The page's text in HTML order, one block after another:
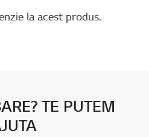
la acest produs.
TE PUTEM